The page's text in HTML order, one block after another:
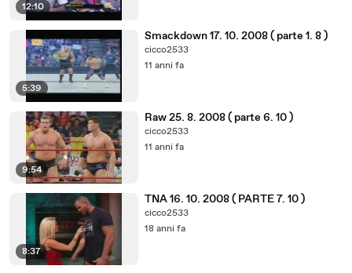
12:10
5:39
Smackdown 17. 10. 2008 ( parte 1. 8 )
cicco2533
11 anni fa
9:54
Raw 25. 8. 2008 ( parte 6. 10 )
cicco2533
11 anni fa
8:37
TNA 16. 10. 2008 ( PARTE 7. 10 )
cicco2533
18 anni fa